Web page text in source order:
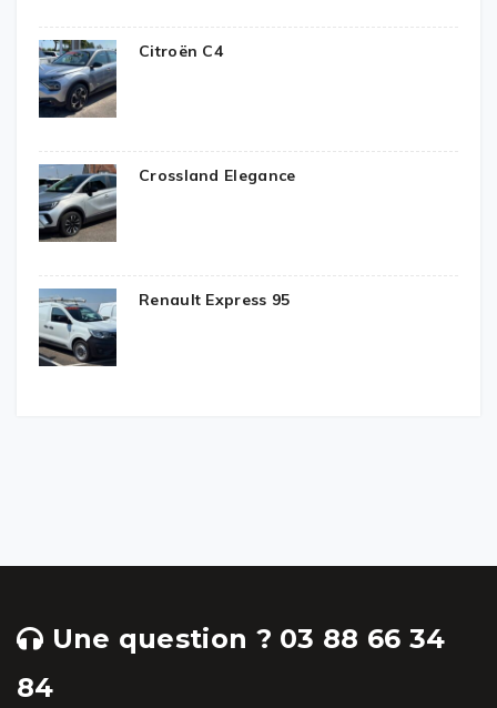
Citroën C4
Crossland Elegance
Renault Express 95
Une question ? 03 88 66 34
84